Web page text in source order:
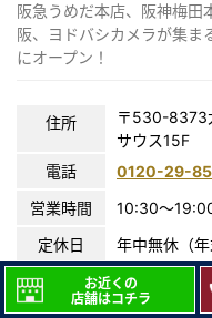
阪急うめだ本店、阪神梅田
阪、ヨドバシカメラが集ま
にオープン！
住所
〒530-8373
サウス15F
電話
0120-29-
営業時間
10:30〜
定休日
年中無休（年
駐車場
無
お近くの
店舗はコチラ